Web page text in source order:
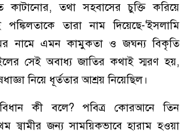
কাটানোর, তথা সহবাসের চুক্তি করিয়ে
তারা নাম দিয়েছে-'ইসলামি
নামে এমন কামুকতা ও জঘন্য বিকৃতি
সেই অবাধ্য জাতির কথাই স্মরণ হয়,
নিয়ে ধূর্ততার আশ্রয় নিয়েছিল।
কী বলে? পবিত্র কোরআনে তিন
স্বামীর জন্য সাময়িকভাবে হারাম হওয়া